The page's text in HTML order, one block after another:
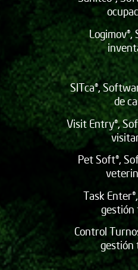
SITca®,
de
Visit Entry®,
Pet Soft®,
Task
gestión
Control
gestión